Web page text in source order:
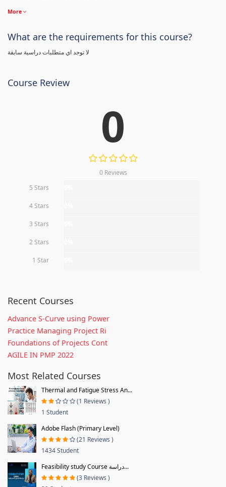
More
What are the requirements for this course?
لا توجد اي متطلبات دراسية سابقة
Course Review
0
0 Reviews
5 Stars
4 Stars
3 Stars
2 Stars
1 Star
Recent Courses
Advance S-Curve using Power
Practice Managing Project Ri
Foundations of Projects Cont
AGILE IN PMP 2022
Most Related Courses
Thermal and Fatigue Stress An...
(1 Reviews )
1 Student
Adobe Flash (Primary Level)
(21 Reviews )
1434 Student
Feasibility study Course دراسة...
(3 Reviews )